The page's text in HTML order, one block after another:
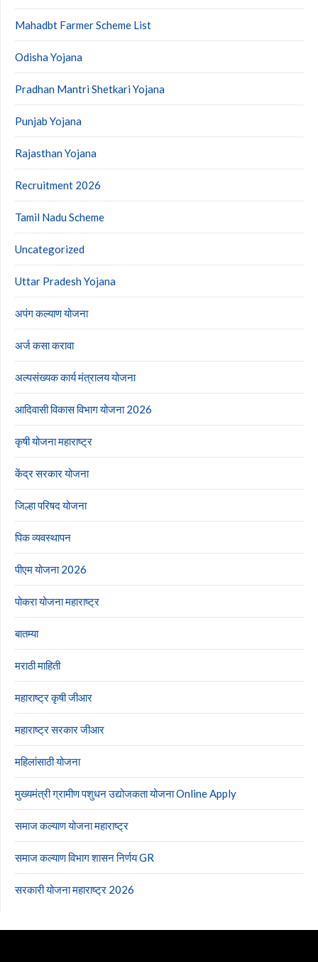
Mahadbt Farmer Scheme List
Odisha Yojana
Pradhan Mantri Shetkari Yojana
Punjab Yojana
Rajasthan Yojana
Recruitment 2026
Tamil Nadu Scheme
Uncategorized
Uttar Pradesh Yojana
अपंग कल्याण योजना
अर्ज कसा करावा
अल्पसंख्यक कार्य मंत्रालय योजना
आदिवासी विकास विभाग योजना 2026
कृषी योजना महाराष्ट्र
केंद्र सरकार योजना
जिल्हा परिषद योजना
पिक व्यवस्थापन
पीएम योजना 2026
पोकरा योजना महाराष्ट्र
बातम्या
मराठी माहिती
महाराष्ट्र कृषी जीआर
महाराष्ट्र सरकार जीआर
महिलांसाठी योजना
मुख्यमंत्री ग्रामीण पशुधन उद्योजकता योजना Online Apply
समाज कल्याण योजना महाराष्ट्र
समाज कल्याण विभाग शासन निर्णय GR
सरकारी योजना महाराष्ट्र 2026